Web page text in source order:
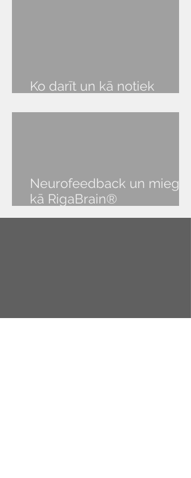
Ko darīt un kā notiek
Neurofeedback un miegs:
kā RigaBrain®
NeurOptimal® palīdz atgūt